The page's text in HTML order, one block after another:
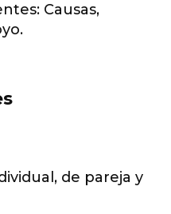
Causas,
de pareja y